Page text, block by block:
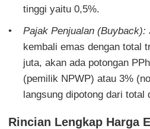
tinggi yaitu 0,5%.
Pajak Penjualan (Buyback):
kembali emas dengan total
juta, akan ada potongan
(pemilik NPWP) atau 3%
langsung dipotong dari total
Rincian Lengkap Harga